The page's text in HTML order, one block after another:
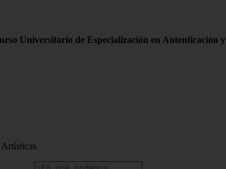
Universitario de Especialización en Autenticación